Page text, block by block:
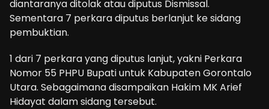
diantaranya ditolak atau diputus Dismissal.
Sementara 7 perkara diputus berlanjut ke sidang
pembuktian.
1 dari 7 perkara yang diputus lanjut, yakni Perkara
Nomor 55 PHPU Bupati untuk Kabupaten Gorontalo
Utara. Sebagaimana disampaikan Hakim MK Arief
Hidayat dalam sidang tersebut.